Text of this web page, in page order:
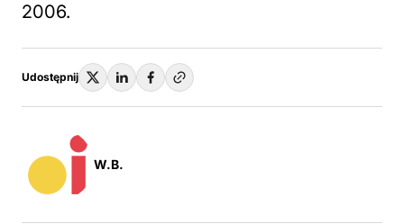
2006.
Udostępnij
W.B.